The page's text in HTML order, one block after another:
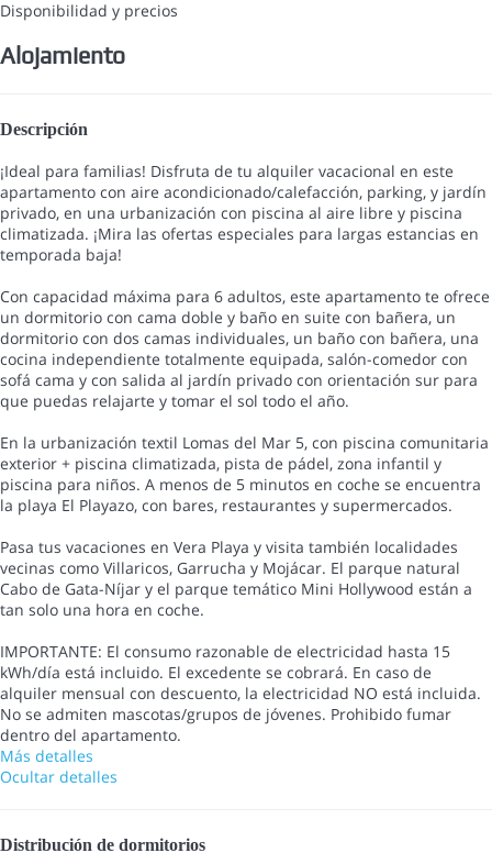
Disponibilidad y precios
Alojamiento
Descripción
¡Ideal para familias! Disfruta de tu alquiler vacacional en este
apartamento con aire acondicionado/calefacción, parking, y jardín
privado, en una urbanización con piscina al aire libre y piscina
climatizada. ¡Mira las ofertas especiales para largas estancias en
temporada baja!
Con capacidad máxima para 6 adultos, este apartamento te ofrece
un dormitorio con cama doble y baño en suite con bañera, un
dormitorio con dos camas individuales, un baño con bañera, una
cocina independiente totalmente equipada, salón-comedor con
sofá cama y con salida al jardín privado con orientación sur para
que puedas relajarte y tomar el sol todo el año.
En la urbanización textil Lomas del Mar 5, con piscina comunitaria
exterior + piscina climatizada, pista de pádel, zona infantil y
piscina para niños. A menos de 5 minutos en coche se encuentra
la playa El Playazo, con bares, restaurantes y supermercados.
Pasa tus vacaciones en Vera Playa y visita también localidades
vecinas como Villaricos, Garrucha y Mojácar. El parque natural
Cabo de Gata-Níjar y el parque temático Mini Hollywood están a
tan solo una hora en coche.
IMPORTANTE: El consumo razonable de electricidad hasta 15
kWh/día está incluido. El excedente se cobrará. En caso de
alquiler mensual con descuento, la electricidad NO está incluida.
No se admiten mascotas/grupos de jóvenes. Prohibido fumar
dentro del apartamento.
Más detalles
Ocultar detalles
Distribución de dormitorios